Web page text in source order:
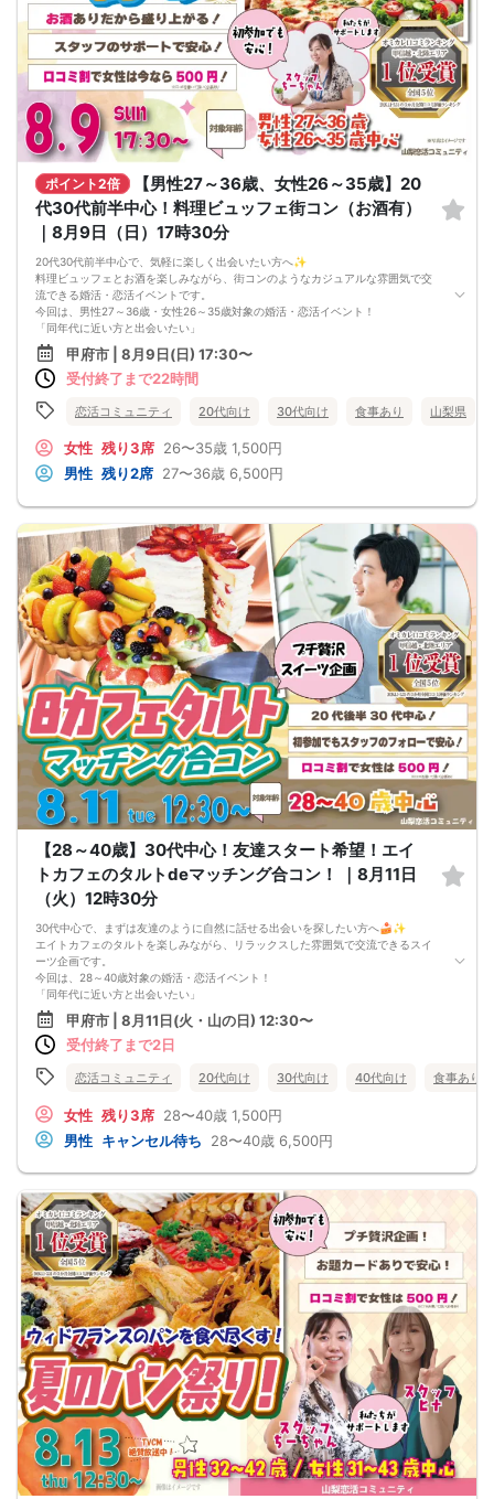
4. イベントページ内の「お申し込み状況」等はキャンセルなどで当日の参加人
数、男女比率と異なる可能性がございます。
5. 当日は店舗の外ではなく店舗内で受付いたします。店内に入り店員に「街コン
で来た」旨をお伝えください。
6. お釣りの用意はございませんので、出ないようにご準備お願いします。
7. 当日は年齢確認のできる身分証をお持ちください。イベントの対象年齢でない
ことが発覚した場合、参加費を全額徴収し返金はいたしかねます。
8. 15分以上の遅刻はキャンセルとみなす可能性があります。
9. 当日受付にお越しになってからのキャンセル、途中キャンセルは出来ません。
10. イベント中止に伴うユーザーへの返金額は、チケット代金となり、交通費、宿
泊費、通信費等の返金は行いません。
11. 領収書の発行はいたしかねます。
お申し込みが完了した時点で上記すべての事項に同意したと判断いたします。
8/9(日)20代夜コン甲府
ポイント2倍
【男性27～36歳、女性26～35歳】20
代30代前半中心！料理ビュッフェ街コン（お酒有）
｜8月9日（日）17時30分
20代30代前半中心で、気軽に楽しく出会いたい方へ✨
料理ビュッフェとお酒を楽しみながら、街コンのようなカジュアルな雰囲気で交
流できる婚活・恋活イベントです。
今回は、男性27～36歳・女性26～35歳対象の婚活・恋活イベント！
「同年代に近い方と出会いたい」
「堅苦しすぎない雰囲気で自然に話したい」
「料理やお酒を楽しみながら交流したい」
そんな方におすすめの《20代30代前半中心！料理ビュッフェ街コン（お酒有）》
🍽️ 料理ビュッフェで、初対面でも話しやすい！
りやすい雰囲気です。「これ美味しいですね」「普段どんなお店に行きます
か？」など、自然に話題が広がります。
🍻 お酒ありで、リラックスして交流しやすい！
方もご参加いただけます。飲酒をされる方は、お車でのご来場・運転はご遠慮く
ださい。
🌿 20代30代前半中心で、年齢が近い方と出会いやすい！
男性27～36歳・女性26～35歳対象なので、20代後半から30代前半の方が参加し
やすい年齢設定です。仕事や休日の過ごし方、趣味なども自然に話しやすい雰囲
気です。
🌼 【本イベントの3つのおすすめポイント】
・料理ビュッフェを楽しみながら自然に交流できる！
・20代30代前半中心で、同年代に近い方と話しやすい
・お酒ありの街コン風スタイルで、カジュアルに出会いやすい！
📋 【イベント概要】
所要時間： 約2時間15分
進行形式： グループトーク ＋ 個別トーク
ご飲食： あり（料理ビュッフェ・ドリンクなど）
対象： 男性27～36歳、女性26～35歳くらいの独身男女
最少催行人数： 男女各5対5から開催
⚠️ 注意事項【キャンセルポリシー】
開催前日までに最小催行人数（5対5）に満たない場合は中止となります。不催行
の際は前日までにご連絡いたします（急なキャンセルによる不催行時も都度ご連
絡します）。
3日前より発生するキャンセル料については、運営上キャンセル料（活動費）が発
生することがございます。（一般参加費100％）
一度お申し込みをされたパーティーをキャンセルする場合：オミカレのシステム
上「キャンセル処理料（2,000円）」が発生します。
※一度キャンセルしたパーティーを再度ご予約された場合でも、≪キャンセル処理
の回数≫に応じてキャンセル処理費が発生いたします。
キャンセル料の支払いは銀行振り込みとなります。（後日振込先をご連絡させて
頂きます）
申し込み完了はメールにて送らせて頂いております。メールが届かない場合（Ｐ
Ｃからの受信拒否設定やセキュリティレベルなど）は必ず再度問い合わせをする
メールの確認ミスによるキャンセルはキャンセル料発生対象となってしまいま
す。ご注意ください。
甲府市 | 8月9日(日) 17:30〜
受付終了まで22時間
恋活コミュニティ 20代向け 30代向け 食事あり 山梨県
女性 残り3席 26〜35歳 1,500円
男性 残り2席 27〜36歳 6,500円
【28～40歳】30代中心！友達スタート希望！エイ
トカフェのタルトdeマッチング合コン！ ｜8月11日
（火）12時30分
30代中心で、まずは友達のように自然に話せる出会いを探したい方へ🍰✨
エイトカフェのタルトを楽しみながら、リラックスした雰囲気で交流できるスイ
ーツ企画です。
今回は、28～40歳対象の婚活・恋活イベント！
「同年代に近い方と出会いたい」
「いきなり結婚前提というより、友達スタートで自然に知り合いたい」
「甘いものを楽しみながら、気軽に話せるイベントに参加したい」
そんな方におすすめの《プチ贅沢スイーツ企画！エイトカフェのタルトdeマッチ
🍰 エイトカフェのタルトで、会話のきっかけが作りやすい！
いもの好きですか？」など、自然に会話が始まりやすい雰囲気です。スイーツ好
きの方にもおすすめです。
🌿 28～40歳対象・30代中心で、同年代に近い方と話しやすい！
りやすい年代です。落ち着いた雰囲気の中で、自然にお相手の人柄を知ることが
できます。
🤝 友達スタート希望の方にもぴったり！
最初からかしこまりすぎず、「まずは楽しく話してみたい」「気が合う人と自然
につながりたい」という方に向いています。マッチング合コン形式なので、複数
の方とバランスよく交流しやすいのもポイントです。
🌼 【本イベントの3つのおすすめポイント】
・エイトカフェのタルトを楽しみながら自然に交流できる！
・28～40歳対象、30代中心で同年代に近い方と話しやすい
・友達スタート希望の方におすすめのカジュアルなマッチング合コン！
📋 【イベント概要】
所要時間： 約2時間15分
進行形式： グループトーク ＋ 個別トーク
ご飲食： あり（エイトカフェのタルトなど）
対象： 28～40歳くらいの独身男女
最少催行人数： 男女各5対5から開催
⚠️ 注意事項【キャンセルポリシー】
開催前日までに最小催行人数（5対5）に満たない場合は中止となります。不催行
の際は前日までにご連絡いたします（急なキャンセルによる不催行時も都度ご連
絡します）。
甲府市 | 8月11日(火・山の日) 12:30〜
受付終了まで2日
恋活コミュニティ 20代向け 30代向け 40代向け 食事あり
女性 残り3席 28〜40歳 1,500円
男性 キャンセル待ち 28〜40歳 6,500円